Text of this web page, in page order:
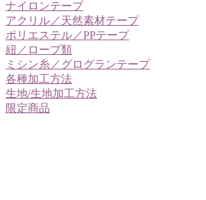
ナイロンテープ
アクリル／天然素材テープ
ポリエステル／PPテープ
紐／ロープ類
ミシン糸／グログランテープ
各種加工方法
生地/生地加工方法
限定商品